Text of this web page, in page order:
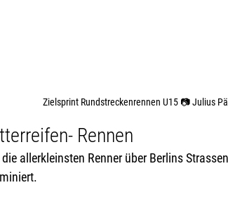
Zielsprint Rundstreckenrennen U15 📷 Julius
Rennen
allerkleinsten Renner über Berlins